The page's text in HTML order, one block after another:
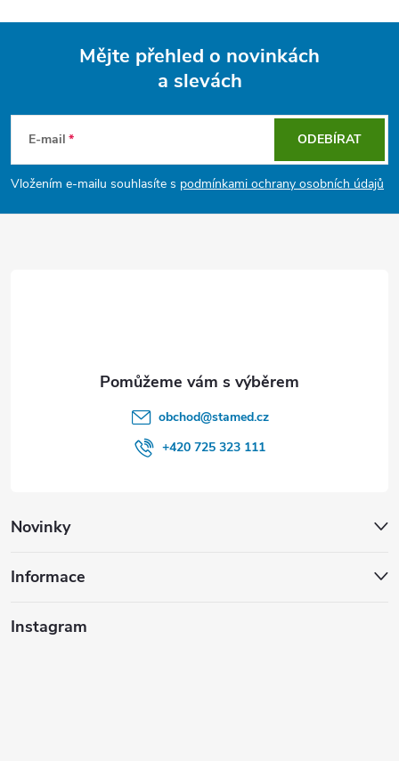
p
a
Mějte přehled o novinkách
a slevách
E-mail
Vložením e-mailu souhlasíte s podmínkami ochrany osobních údajů
ODEBÍRAT
Novinky
Informace
Instagram
obchod@stamed.cz
+420 725 323 111